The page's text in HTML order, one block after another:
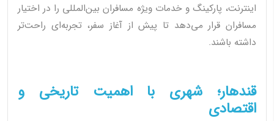
اینترنت، پارکینگ و خدمات ویژه مسافران بین‌المللی را در اختیار
مسافران قرار می‌دهد تا پیش از آغاز سفر، تجربه‌ای راحت‌تر
داشته باشند.
قندهار؛ شهری با اهمیت تاریخی و
اقتصادی